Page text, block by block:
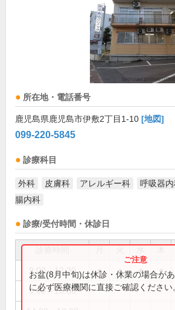
所在地・電話番号
鹿児島県鹿児島市伊敷2丁目1-10 [地図]
099-220-5845
診療科目
外科 皮膚科 アレルギー科 呼吸器
腸内科
診療/受付時間・休診日
9:00～12:30 ● ● ● ●
9:00～16:00
お盆(8月中旬)は休診・休業の場合が
に必ず医療機関に直接ご確認ください